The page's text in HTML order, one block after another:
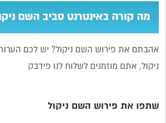
מה קורה באינטרנט סביב השם
אהבתם את פירוש השם ניקול? יש לכם
ניקול, אתם מוזמנים לשלוח לנו פידבק
שתפו את פירוש השם ניקול